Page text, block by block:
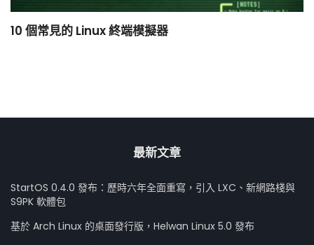
10 個常見的 Linux 終端模擬器
最新文章
StartOS 0.4.0 發布：歷時六年全面重寫，引入 LXC、新網路棧與
S9PK 軟體包
基於 Arch Linux 的桌面發行版，Helwan Linux 5.0 發布